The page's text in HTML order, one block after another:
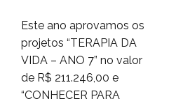
Este ano aprovamos os
projetos “TERAPIA DA
VIDA – ANO 7” no valor
de R$ 211.246,00 e
“CONHECER PARA